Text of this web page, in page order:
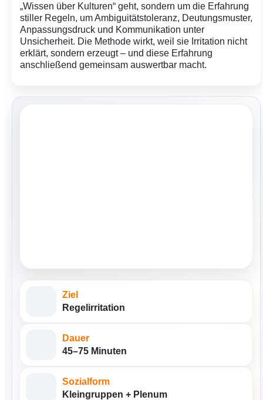
„Wissen über Kulturen“ geht, sondern um die Erfahrung
stiller Regeln, um Ambiguitätstoleranz, Deutungsmuster,
Anpassungsdruck und Kommunikation unter
Unsicherheit. Die Methode wirkt, weil sie Irritation nicht
erklärt, sondern erzeugt – und diese Erfahrung
anschließend gemeinsam auswertbar macht.
Ziel
Regelirritation
Dauer
45–75 Minuten
Sozialform
Kleingruppen + Plenum